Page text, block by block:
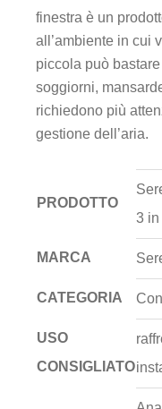
finestra è un
all’ambiente in cui
piccola può
soggiorni,
richiedono più
gestione dell’aria.
PRODOTTO
3 in
MARCA
CATEGORIA
USO
CONSIGLIATO